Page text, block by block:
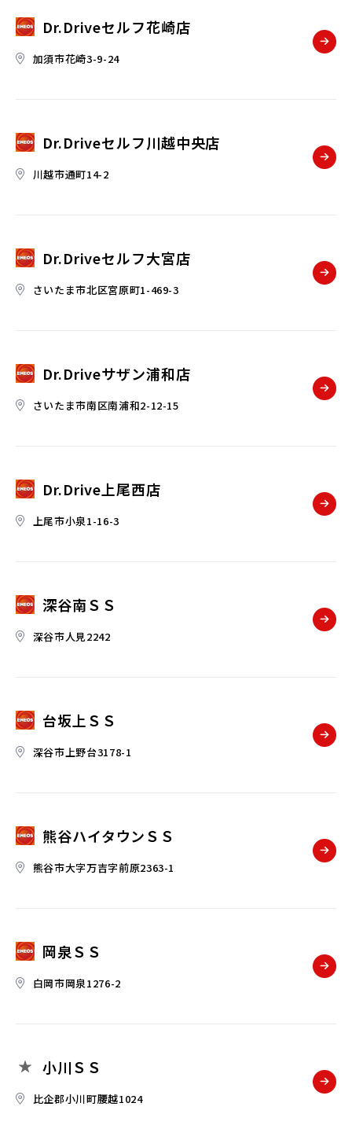
Dr.Driveセルフ花崎店
加須市花崎3-9-24
Dr.Driveセルフ川越中央店
川越市通町14-2
Dr.Driveセルフ大宮店
さいたま市北区宮原町1-469-3
Dr.Driveサザン浦和店
さいたま市南区南浦和2-12-15
Dr.Drive上尾西店
上尾市小泉1-16-3
深谷南ＳＳ
深谷市人見2242
台坂上ＳＳ
深谷市上野台3178-1
熊谷ハイタウンＳＳ
熊谷市大字万吉字前原2363-1
岡泉ＳＳ
白岡市岡泉1276-2
小川ＳＳ
比企郡小川町腰越1024